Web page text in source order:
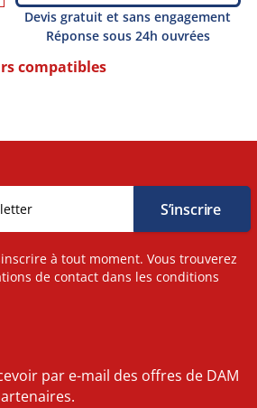
Devis gratuit et sans engagement
Réponse sous 24h ouvrées
compatibles
à tout moment. Vous trouverez
de contact dans les conditions
par e-mail des offres de DAM